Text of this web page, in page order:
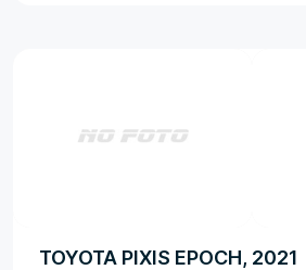
TOYOTA PIXIS EPOCH, 2021